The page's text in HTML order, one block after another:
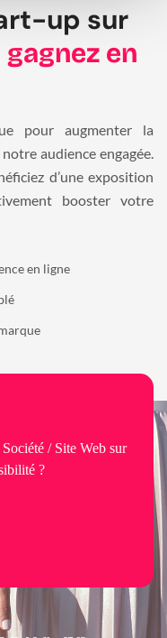
up sur
gagnez en
pour augmenter la
audience engagée.
d’une exposition
booster votre
en ligne
/ Site Web sur
?